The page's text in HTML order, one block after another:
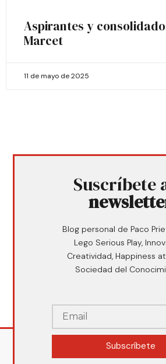
Aspirantes y
Marcet
11 de mayo de 2025
Suscríbete
Blog personal de Paco
Lego Serious Play,
Creatividad, Happiness
Sociedad del
Subscríbete